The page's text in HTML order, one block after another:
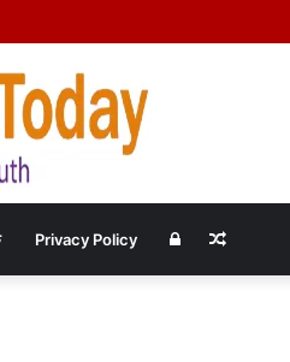
हत्या, पति गिरफ्तार- पोस्टमार्टम में तिल्ली फटने
Privacy Policy Random
Log